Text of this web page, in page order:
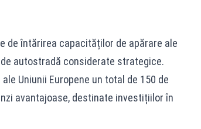
de întărirea capacităților de apărare ale
autostradă considerate strategice.
Uniunii Europene un total de 150 de
avantajoase, destinate investițiilor în